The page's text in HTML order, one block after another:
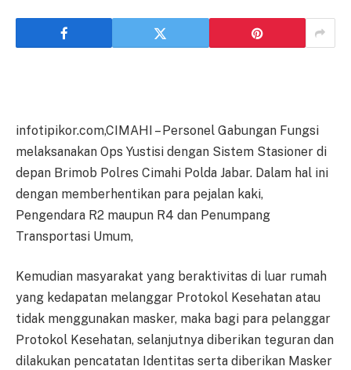
infotipikor.com,CIMAHI – Personel Gabungan Fungsi
melaksanakan Ops Yustisi dengan Sistem Stasioner di
depan Brimob Polres Cimahi Polda Jabar. Dalam hal ini
dengan memberhentikan para pejalan kaki,
Pengendara R2 maupun R4 dan Penumpang
Transportasi Umum,
Kemudian masyarakat yang beraktivitas di luar rumah
yang kedapatan melanggar Protokol Kesehatan atau
tidak menggunakan masker, maka bagi para pelanggar
Protokol Kesehatan, selanjutnya diberikan teguran dan
dilakukan pencatatan Identitas serta diberikan Masker